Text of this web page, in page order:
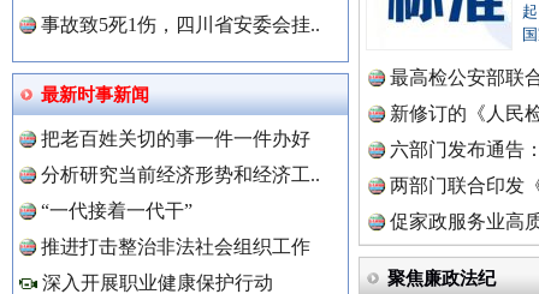
事故致5死1伤，四川省安委会挂..
最新时事新闻
把老百姓关切的事一件一件办好
分析研究当前经济形势和经济工..
“一代接着一代干”
推进打击整治非法社会组织工作
深入开展职业健康保护行动
最高检公安部联
周岁未..
新修订的《人民
布
六部门发布通告
两部门联合印发
定》
促家政服务业高
聚焦廉政法纪
中国全民新闻网.